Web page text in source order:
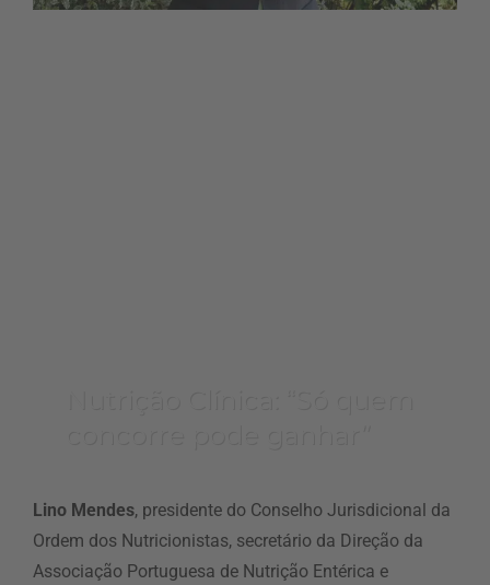
Lino Mendes, presidente do Conselho Jurisdicional da
Ordem dos Nutricionistas, secretário da Direção da
Associação Portuguesa de Nutrição Entérica e